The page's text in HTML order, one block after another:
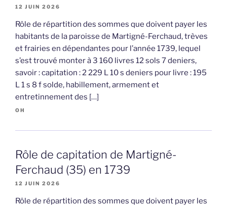
12 JUIN 2026
Rôle de répartition des sommes que doivent payer les
habitants de la paroisse de Martigné-Ferchaud, trèves
et frairies en dépendantes pour l’année 1739, lequel
s’est trouvé monter à 3 160 livres 12 sols 7 deniers,
savoir : capitation : 2 229 L 10 s deniers pour livre : 195
L 1 s 8 f solde, habillement, armement et
entretinnement des […]
OH
Rôle de capitation de Martigné-
Ferchaud (35) en 1739
12 JUIN 2026
Rôle de répartition des sommes que doivent payer les